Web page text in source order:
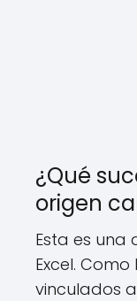
¿Qué
origen
Esta es una
Excel.
vinculados